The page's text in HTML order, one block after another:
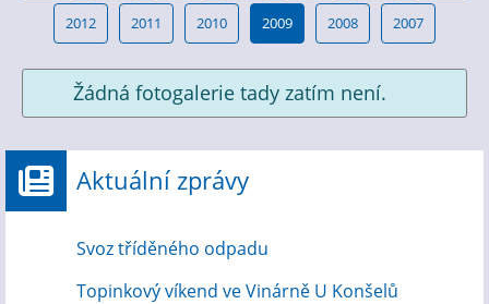
2012 2011 2010 2009 2008 2007
Žádná fotogalerie tady zatím není.
Aktuální zprávy
Svoz tříděného odpadu
Topinkový víkend ve Vinárně U Konšelů